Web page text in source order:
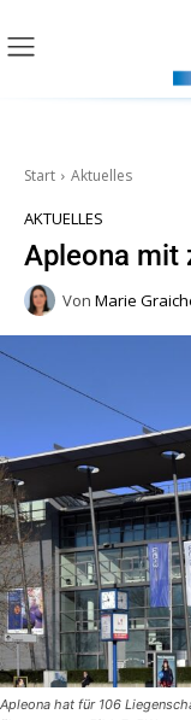
Start Aktuelles
AKTUELLES
Apleona mit
Von Marie
Apleona hat für 106